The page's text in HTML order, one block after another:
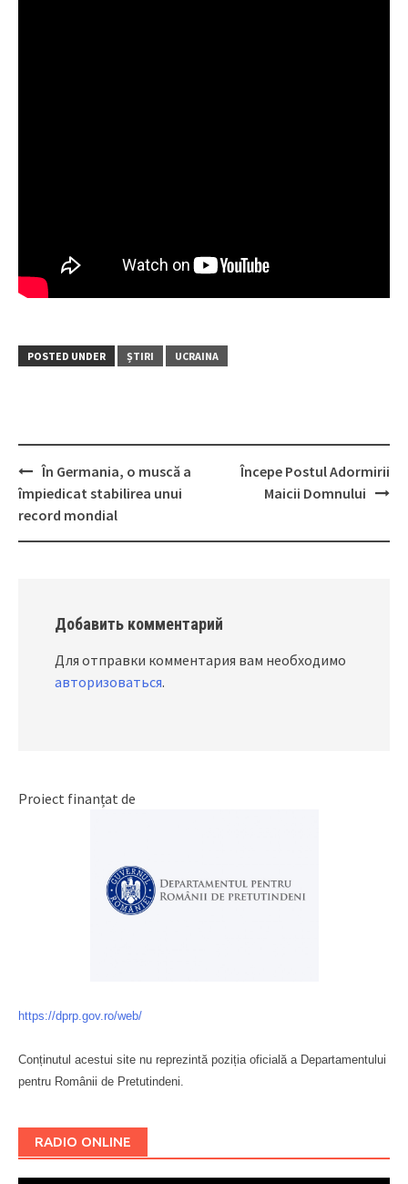
POSTED UNDER ȘTIRI UCRAINA
Post
navigation
În Germania, o muscă a
împiedicat stabilirea unui
record mondial
Începe Postul Adormirii
Maicii Domnului
Добавить комментарий
Для отправки комментария вам необходимо
авторизоваться.
Proiect finanțat de
https://dprp.gov.ro/web/
Conținutul acestui site nu reprezintă poziția oficială a Departamentului
pentru Românii de Pretutindeni.
RADIO ONLINE